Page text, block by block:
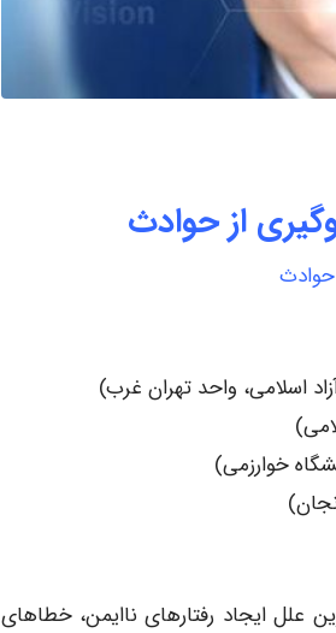
از حوادث
خوارزمی)
علل ایجاد رفتارهای ناایمن، خطاهای